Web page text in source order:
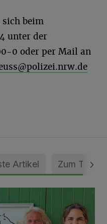
sich beim
unter der
0 oder per Mail an
Artikel Zum Thema
gewürdigt